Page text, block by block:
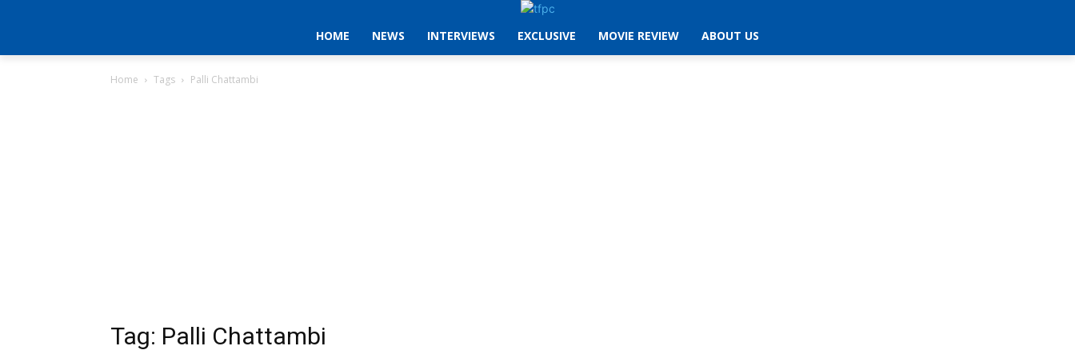
HOME NEWS INTERVIEWS EXCLUSIVE MOVIE REVIEW ABOUT US
Home Tags Palli Chattambi
Tag: Palli Chattambi